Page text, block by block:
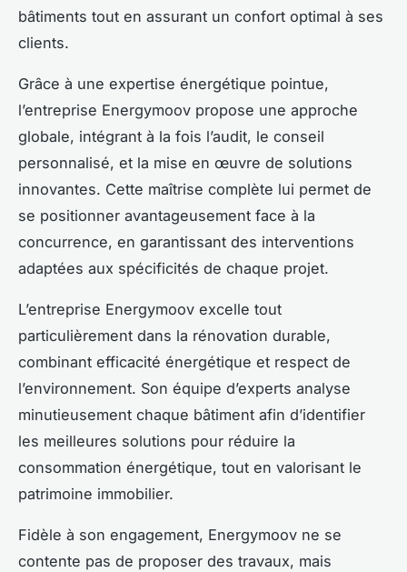
bâtiments tout en assurant un confort optimal à ses
clients.
Grâce à une expertise énergétique pointue,
l’entreprise Energymoov propose une approche
globale, intégrant à la fois l’audit, le conseil
personnalisé, et la mise en œuvre de solutions
innovantes. Cette maîtrise complète lui permet de
se positionner avantageusement face à la
concurrence, en garantissant des interventions
adaptées aux spécificités de chaque projet.
L’entreprise Energymoov excelle tout
particulièrement dans la rénovation durable,
combinant efficacité énergétique et respect de
l’environnement. Son équipe d’experts analyse
minutieusement chaque bâtiment afin d’identifier
les meilleures solutions pour réduire la
consommation énergétique, tout en valorisant le
patrimoine immobilier.
Fidèle à son engagement, Energymoov ne se
contente pas de proposer des travaux, mais